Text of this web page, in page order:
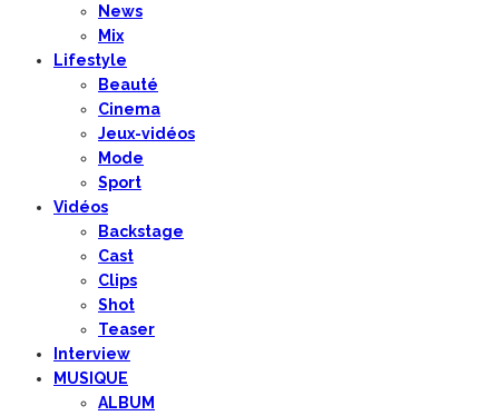
News
Mix
Lifestyle
Beauté
Cinema
Jeux-vidéos
Mode
Sport
Vidéos
Backstage
Cast
Clips
Shot
Teaser
Interview
MUSIQUE
ALBUM